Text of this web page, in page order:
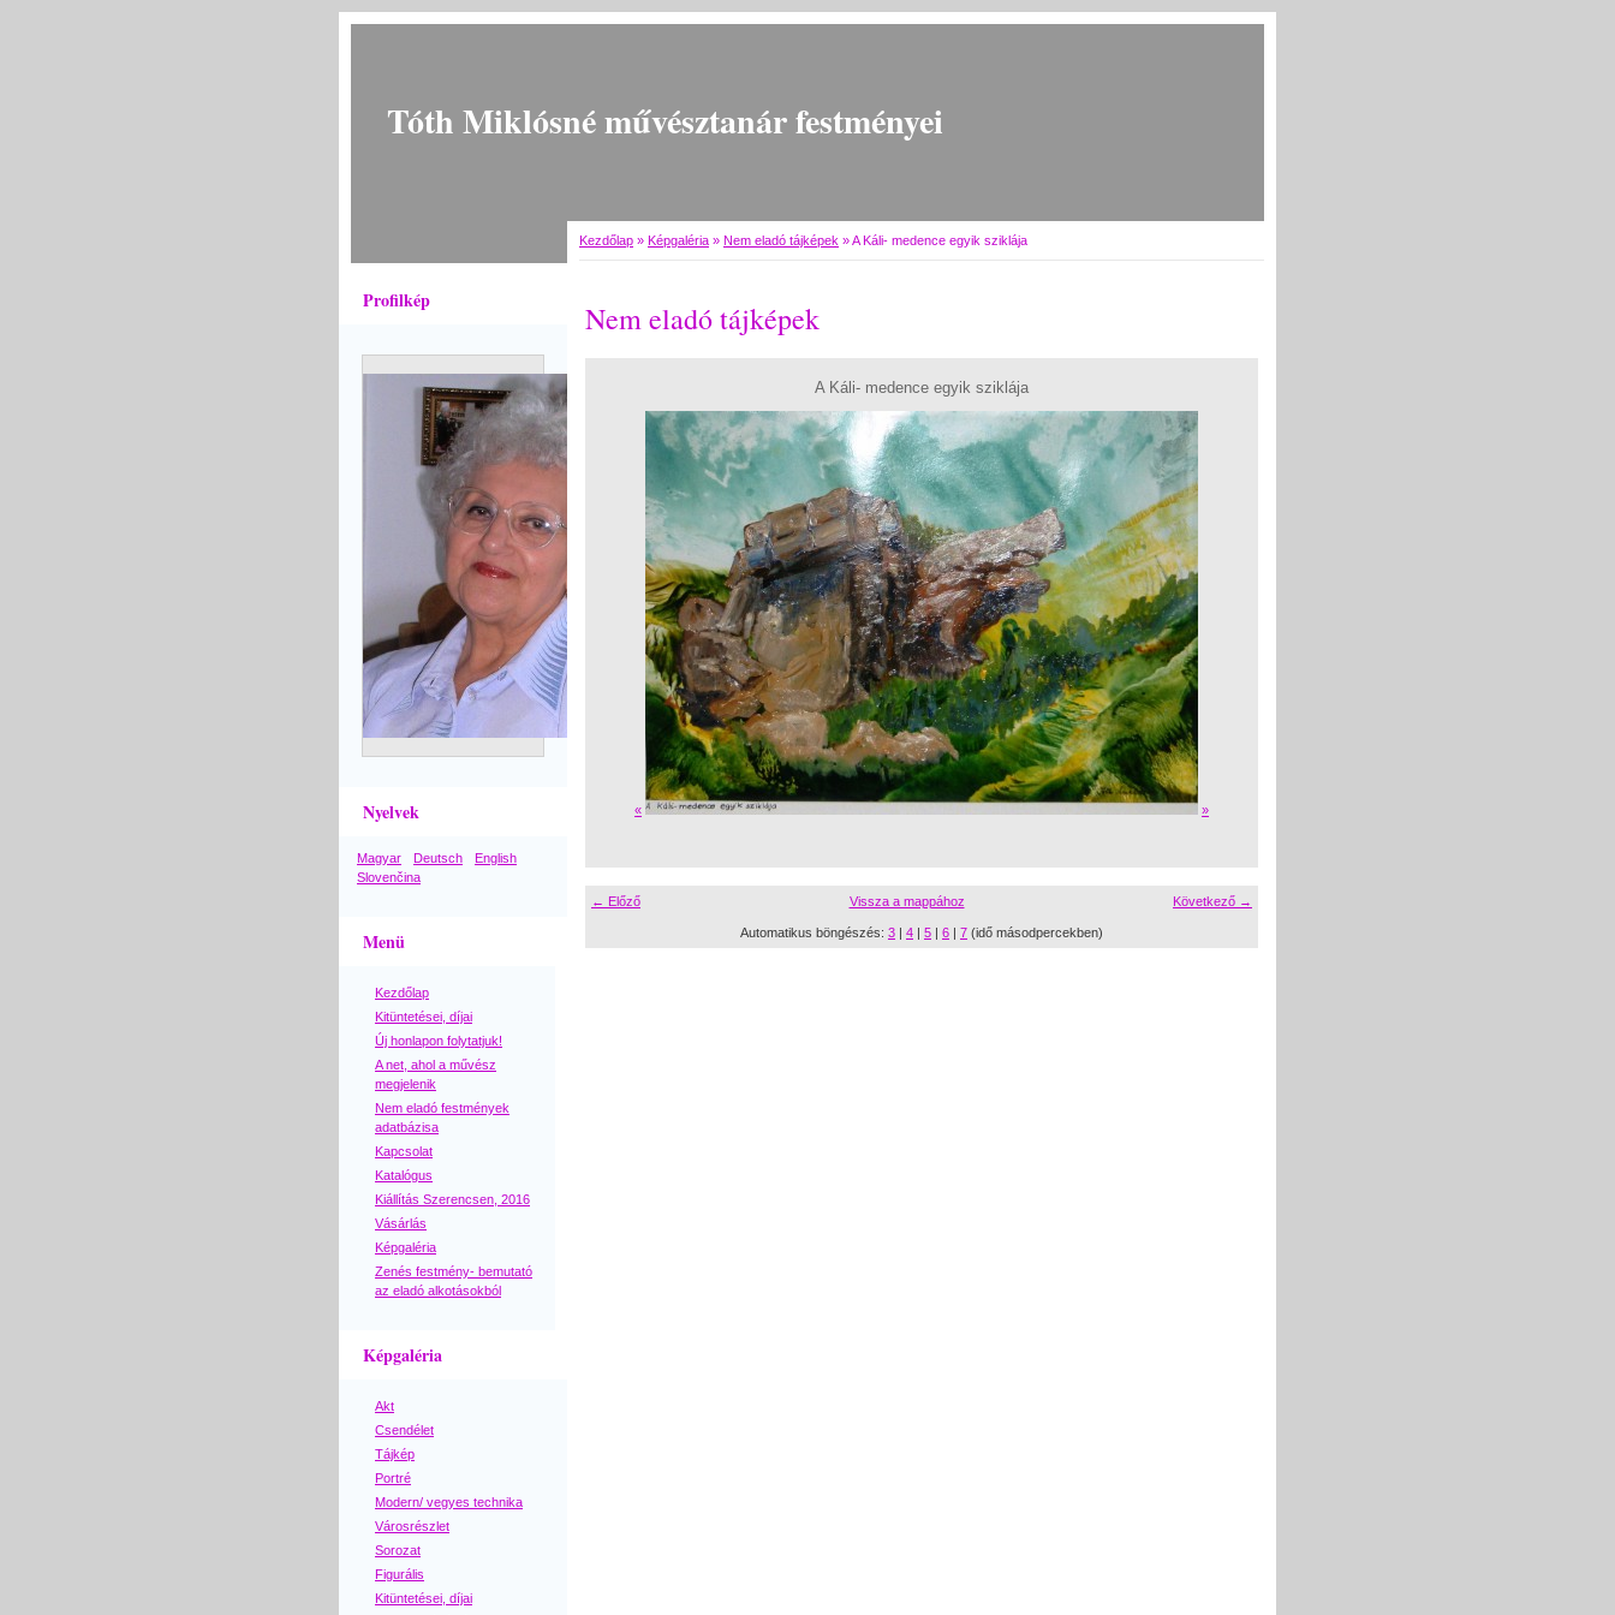
Tóth Miklósné művésztanár festményei
Profilkép
Nyelvek
Magyar Deutsch
English
Slovenčina
Menü
Kezdőlap
Kitüntetései, díjai
Új honlapon folytatjuk!
A net, ahol a művész
megjelenik
Nem eladó festmények
adatbázisa
Kapcsolat
Katalógus
Kiállítás Szerencsen, 2016
Vásárlás
Képgaléria
Zenés festmény- bemutató
az eladó alkotásokból
Képgaléria
Akt
Csendélet
Tájkép
Portré
Modern/ vegyes technika
Városrészlet
Sorozat
Figurális
Kitüntetései, díjai
Kezdőlap » Képgaléria » Nem eladó tájképek »A Káli- medence egyik sziklája
Nem eladó tájképek
A Káli- medence egyik sziklája
« »
← Előző Következő →
Vissza a mappához
Automatikus böngészés: 3 | 4 | 5 | 6 | 7 (idő másodpercekben)